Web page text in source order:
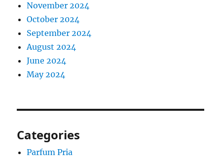
November 2024
October 2024
September 2024
August 2024
June 2024
May 2024
Categories
Parfum Pria